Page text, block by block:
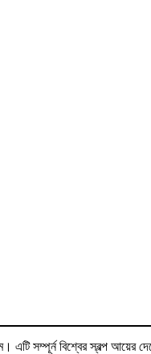
এটি সম্পূর্ন বিশ্বের স্বল্প